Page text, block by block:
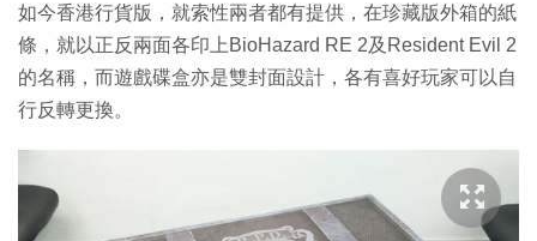
如今香港行貨版，就索性兩者都有提供，在珍藏版外箱的紙
條，就以正反兩面各印上BioHazard RE 2及Resident Evil 2
的名稱，而遊戲碟盒亦是雙封面設計，各有喜好玩家可以自
行反轉更換。